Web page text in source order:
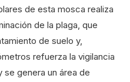
de esta mosca realiza
de la plaga, que
de suelo y,
refuerza la vigilancia
se genera un área de